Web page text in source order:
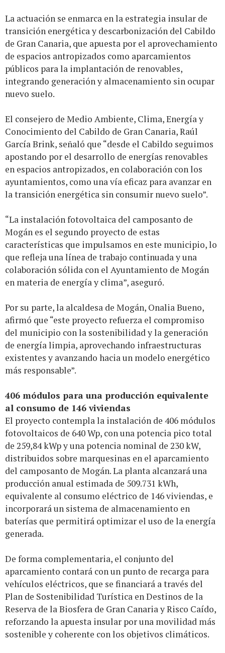
La actuación se enmarca en la estrategia insular de
transición energética y descarbonización del Cabildo
de Gran Canaria, que apuesta por el aprovechamiento
de espacios antropizados como aparcamientos
públicos para la implantación de renovables,
integrando generación y almacenamiento sin ocupar
nuevo suelo.
El consejero de Medio Ambiente, Clima, Energía y
Conocimiento del Cabildo de Gran Canaria, Raúl
García Brink, señaló que “desde el Cabildo seguimos
apostando por el desarrollo de energías renovables
en espacios antropizados, en colaboración con los
ayuntamientos, como una vía eficaz para avanzar en
la transición energética sin consumir nuevo suelo”.
“La instalación fotovoltaica del camposanto de
Mogán es el segundo proyecto de estas
características que impulsamos en este municipio, lo
que refleja una línea de trabajo continuada y una
colaboración sólida con el Ayuntamiento de Mogán
en materia de energía y clima”, aseguró.
Por su parte, la alcaldesa de Mogán, Onalia Bueno,
afirmó que “este proyecto refuerza el compromiso
del municipio con la sostenibilidad y la generación
de energía limpia, aprovechando infraestructuras
existentes y avanzando hacia un modelo energético
más responsable”.
406 módulos para una producción equivalente
al consumo de 146 viviendas
El proyecto contempla la instalación de 406 módulos
fotovoltaicos de 640 Wp, con una potencia pico total
de 259,84 kWp y una potencia nominal de 230 kW,
distribuidos sobre marquesinas en el aparcamiento
del camposanto de Mogán. La planta alcanzará una
producción anual estimada de 509.731 kWh,
equivalente al consumo eléctrico de 146 viviendas, e
incorporará un sistema de almacenamiento en
baterías que permitirá optimizar el uso de la energía
generada.
De forma complementaria, el conjunto del
aparcamiento contará con un punto de recarga para
vehículos eléctricos, que se financiará a través del
Plan de Sostenibilidad Turística en Destinos de la
Reserva de la Biosfera de Gran Canaria y Risco Caído,
reforzando la apuesta insular por una movilidad más
sostenible y coherente con los objetivos climáticos.